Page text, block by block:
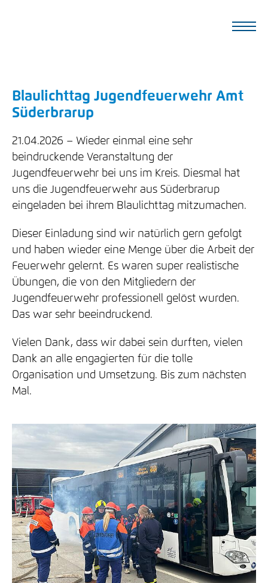
Blaulichttag Jugendfeuerwehr Amt
Süderbrarup
21.04.2026
Wieder einmal eine sehr
beindruckende Veranstaltung der
Jugendfeuerwehr bei uns im Kreis. Diesmal hat
uns die Jugendfeuerwehr aus Süderbrarup
eingeladen bei ihrem Blaulichttag mitzumachen.
Dieser Einladung sind wir natürlich gern gefolgt
und haben wieder eine Menge über die Arbeit der
Feuerwehr gelernt. Es waren super realistische
Übungen, die von den Mitgliedern der
Jugendfeuerwehr professionell gelöst wurden.
Das war sehr beeindruckend.
Vielen Dank, dass wir dabei sein durften, vielen
Dank an alle engagierten für die tolle
Organisation und Umsetzung. Bis zum nächsten
Mal.